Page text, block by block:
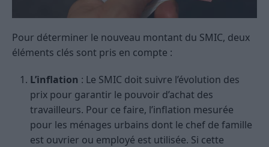
Pour déterminer le nouveau montant du SMIC, deux
éléments clés sont pris en compte :
L’inflation : Le SMIC doit suivre l’évolution des
prix pour garantir le pouvoir d’achat des
travailleurs. Pour ce faire, l’inflation mesurée
pour les ménages urbains dont le chef de famille
est ouvrier ou employé est utilisée. Si cette